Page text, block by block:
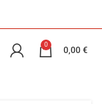
0
0,00 €